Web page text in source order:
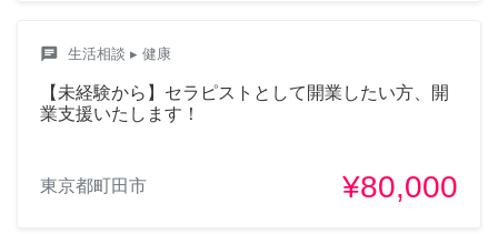
chat 生活相談 ▸ 健康
【未経験から】セラピストとして開業したい方、開
業支援いたします！
東京都町田市 ¥80,000